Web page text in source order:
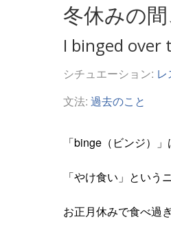
冬休みの
I binged over
シチュエーション:
文法: 過去のこと
「binge（ビンジ）
「やけ食い」という
お正月休みで食べ過